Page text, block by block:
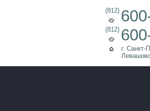
(812)
(812)
г. Санкт-